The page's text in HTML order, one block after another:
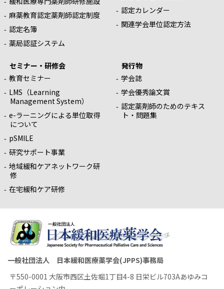
麻薬教育認定薬剤師認定制度
認定名簿
薬局認証システム
認定カレンダー
関連学会単位認定方法
セミナー・研修会
教育セミナー
LMS（Learning
Management System）
e-ラーニングによる単位取得
について
pSMILE
研究サポート事業
地域緩和ケアネットワーク研
修
在宅緩和ケア研修
発行物
学会誌
学会優秀論文賞
認定薬剤師のためのテキス
ト・問題集
一般社団法人 日本緩和医療薬学会(JPPS)事務局
〒550-0001 大阪市西区土佐堀1丁目4-8 日栄ビル703Aあゆみコ